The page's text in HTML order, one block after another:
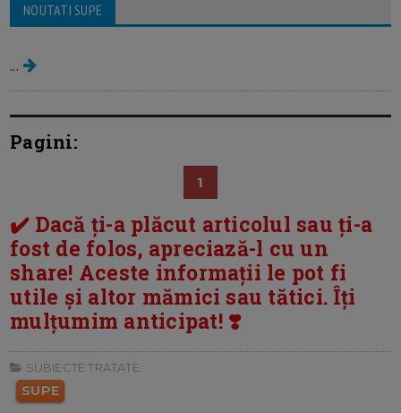
NOUTATI SUPE Supe creme
...
Pagini:
1
✔️ Dacă ți-a plăcut articolul sau ți-a
fost de folos, apreciază-l cu un
share! Aceste informații le pot fi
utile și altor mămici sau tătici. Îți
mulțumim anticipat! ❣️
SUBIECTE TRATATE:
SUPE